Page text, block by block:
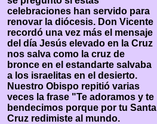
celebraciones han servido para
renovar la diócesis. Don Vicente
recordó una vez más el mensaje
del día Jesús elevado en la Cruz
nos salva como la cruz de
bronce en el estandarte salvaba
a los israelitas en el desierto.
Nuestro Obispo repitió varias
veces la frase "Te adoramos y te
bendecimos porque por tu Santa
Cruz redimiste al mundo.